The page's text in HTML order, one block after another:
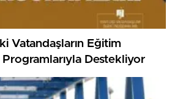
Vatandaşların Eğitim
Destekliyor